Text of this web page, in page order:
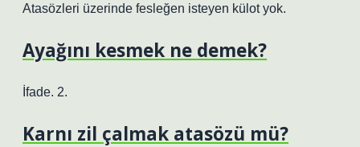
Atasözleri üzerinde fesleğen isteyen külot yok.
Ayağını kesmek ne demek?
İfade. 2.
Karnı zil çalmak atasözü mü?